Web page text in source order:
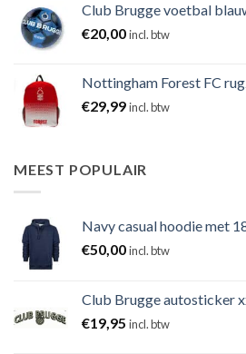
Club Brugge voetbal
€20,00incl. btw
Nottingham Forest FC
€29,99incl. btw
MEEST POPULAIR
Navy casual hoodie met
€50,00incl. btw
Club Brugge autosticker
€19,95 incl. btw